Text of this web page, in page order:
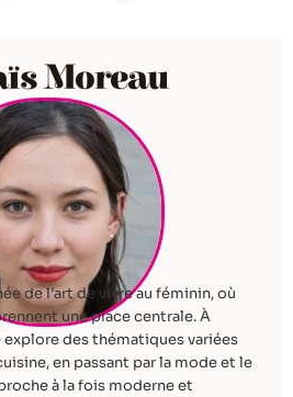
Moreau
de l’art de vivre au féminin, où
une place centrale. À
des thématiques variées
en passant par la mode et le
à la fois moderne et